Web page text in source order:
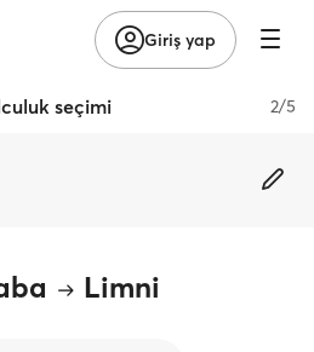
Giriş yap
seçimi 2/5
Limni